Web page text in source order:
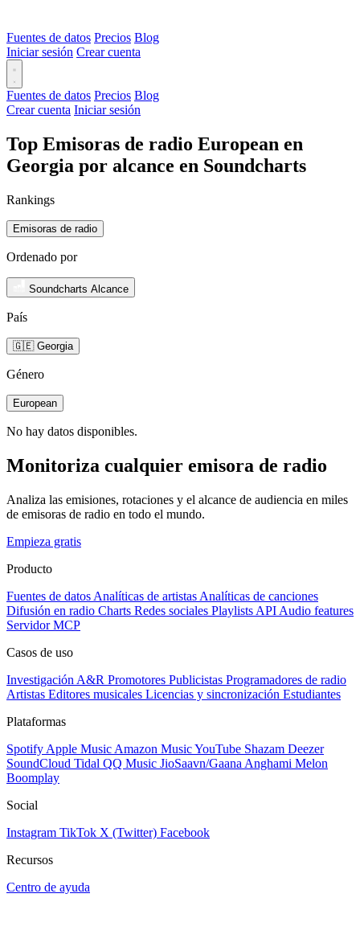
Fuentes de datos Precios Blog
Iniciar sesión Crear cuenta
Fuentes de datos Precios Blog
Crear cuenta Iniciar sesión
Top Emisoras de radio European en
Georgia por alcance en Soundcharts
Rankings
Emisoras de radio
Ordenado por
Soundcharts Alcance
País
🇬🇪 Georgia
Género
European
No hay datos disponibles.
Monitoriza cualquier emisora de radio
Analiza las emisiones, rotaciones y el alcance de audiencia en miles
de emisoras de radio en todo el mundo.
Empieza gratis
Producto
Fuentes de datos Analíticas de artistas Analíticas de canciones
Difusión en radio Charts Redes sociales Playlists API Audio features
Servidor MCP
Casos de uso
Investigación A&R Promotores Publicistas Programadores de radio
Artistas Editores musicales Licencias y sincronización Estudiantes
Plataformas
Spotify Apple Music Amazon MusicYouTube Shazam Deezer
SoundCloud Tidal QQ Music JioSaavn/Gaana Anghami Melon
Boomplay
Social
Instagram TikTok X (Twitter) Facebook
Recursos
Centro de ayuda